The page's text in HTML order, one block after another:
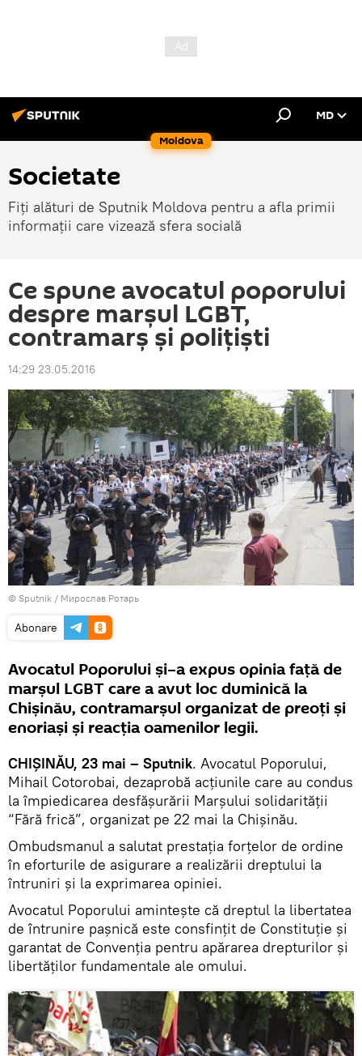
Moldova
MD
Societate
Fiți alături de Sputnik Moldova pentru a afla primii
informații care vizează sfera socială
Ce spune avocatul poporului
despre marşul LGBT,
contramarş şi poliţişti
14:29 23.05.2016
© Sputnik / Мирослав Ротарь
Abonare
Avocatul Poporului şi–a expus opinia faţă de
marşul LGBT care a avut loc duminică la
Chişinău, contramarşul organizat de preoţi şi
enoriaşi şi reacţia oamenilor legii.
CHIŞINĂU, 23 mai – Sputnik. Avocatul Poporului,
Mihail Cotorobai, dezaprobă acţiunile care au condus
la împiedicarea desfăşurării Marşului solidarităţii
“Fără frică”, organizat pe 22 mai la Chişinău.
Ombudsmanul a salutat prestaţia forţelor de ordine
în eforturile de asigurare a realizării dreptului la
întruniri şi la exprimarea opiniei.
Avocatul Poporului aminteşte că dreptul la libertatea
de întrunire paşnică este consfinţit de Constituţie şi
garantat de Convenţia pentru apărarea drepturilor şi
libertăţilor fundamentale ale omului.